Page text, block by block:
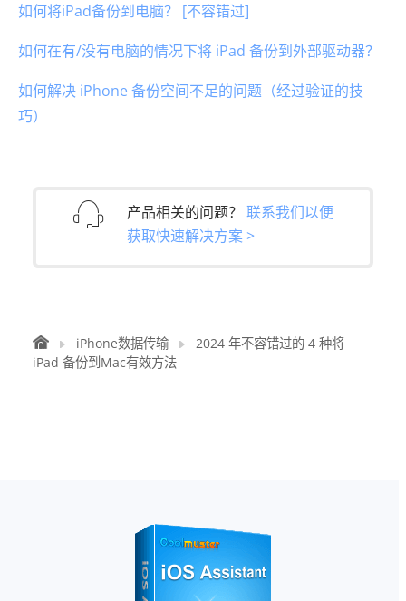
如何将iPad备份到电脑？ [不容错过]
如何在有/没有电脑的情况下将 iPad 备份到外部驱动器？
如何解决 iPhone 备份空间不足的问题（经过验证的技
巧）
产品相关的问题？ 联系我们以便
获取快速解决方案 >
iPhone数据传输
2024 年不容错过的 4 种将
iPad 备份到Mac有效方法